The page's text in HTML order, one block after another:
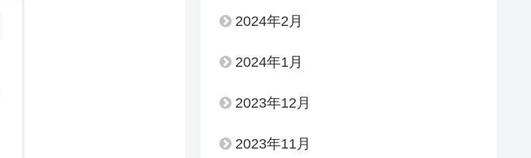
2024年2月
2024年1月
2023年12月
2023年11月